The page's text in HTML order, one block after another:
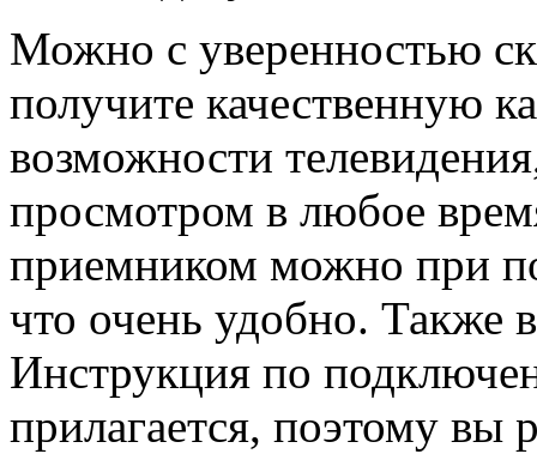
Можно с уверенностью
получите качественную
возможности
просмотром в любое
приемником можно при
что очень удобно. Также
Инструкция по
прилагается, поэтому вы